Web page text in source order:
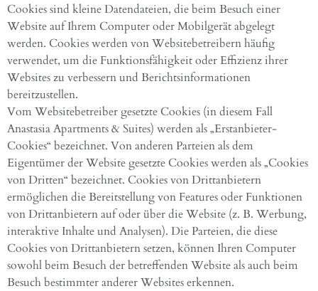
Cookies sind kleine Datendateien, die beim Besuch einer
Website auf Ihrem Computer oder Mobilgerät abgelegt
werden. Cookies werden von Websitebetreibern häufig
verwendet, um die Funktionsfähigkeit oder Effizienz ihrer
Websites zu verbessern und Berichtsinformationen
bereitzustellen.
Vom Websitebetreiber gesetzte Cookies (in diesem Fall
Anastasia Apartments & Suites) werden als „Erstanbieter-
Cookies“ bezeichnet. Von anderen Parteien als dem
Eigentümer der Website gesetzte Cookies werden als „Cookies
von Dritten“ bezeichnet. Cookies von Drittanbietern
ermöglichen die Bereitstellung von Features oder Funktionen
von Drittanbietern auf oder über die Website (z. B. Werbung,
interaktive Inhalte und Analysen). Die Parteien, die diese
Cookies von Drittanbietern setzen, können Ihren Computer
sowohl beim Besuch der betreffenden Website als auch beim
Besuch bestimmter anderer Websites erkennen.